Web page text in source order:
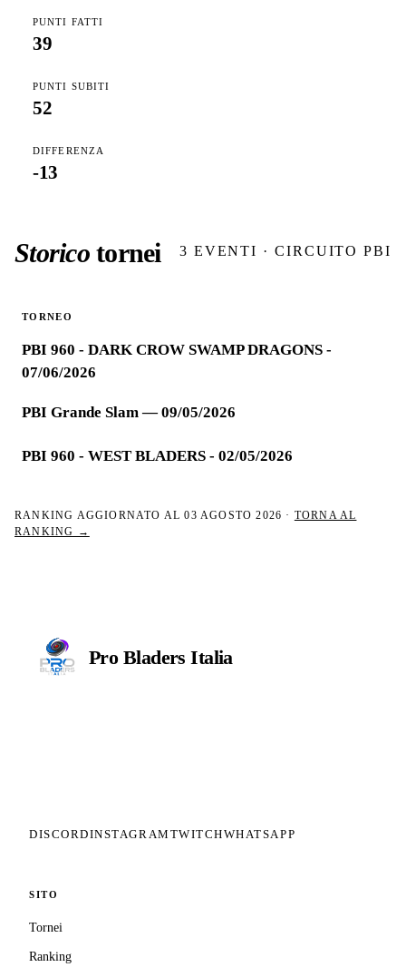
PUNTI FATTI
39
PUNTI SUBITI
52
DIFFERENZA
-13
Storicotornei 3 EVENTI · CIRCUITO PBI
TORNEO
PBI 960 - DARK CROW SWAMP DRAGONS -
07/06/2026
PBI Grande Slam — 09/05/2026
PBI 960 - WEST BLADERS - 02/05/2026
RANKING AGGIORNATO AL03 AGOSTO 2026 · TORNA AL
RANKING →
Pro BladersItalia
DISCORDINSTAGRAM TWITCHWHATSAPP
SITO
Tornei
Ranking